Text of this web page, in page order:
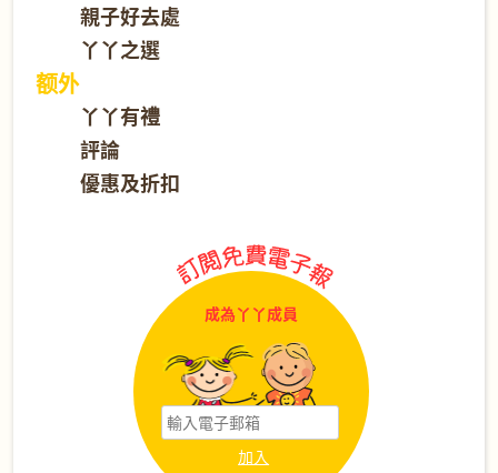
親子好去處
丫丫之選
额外
丫丫有禮
評論
優惠及折扣
成為丫丫成員